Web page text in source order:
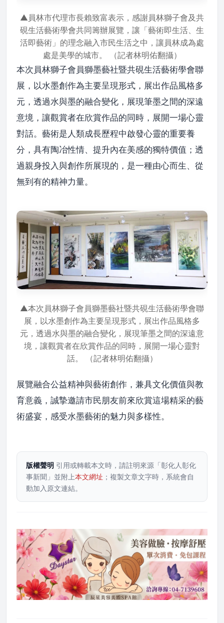
▲員林市代理市長賴致富表示，感謝員林獅子會及共
硯生活藝術學會共同籌辦展覽，讓「藝術即生活、生
活即藝術」的理念融入市民生活之中，讓員林成為處
處是美學的城市。 （記者林明佑翻攝）
本次員林獅子會員獅墨藝社暨共硯生活藝術學會聯
展，以水墨創作為主要呈現形式，展出作品風格多
元，透過水與墨的融合變化，展現筆墨之間的深遠
意境，讓觀賞者在欣賞作品的同時，展開一場心靈
對話。藝術是人類成長歷程中啟發心靈的重要養
分，具有陶冶性情、提升內在美感的獨特價值；透
過親身投入與創作所展現的，是一種由心而生、從
無到有的精神力量。
▲本次員林獅子會員獅墨藝社暨共硯生活藝術學會聯
展，以水墨創作為主要呈現形式，展出作品風格多
元，透過水與墨的融合變化，展現筆墨之間的深遠意
境，讓觀賞者在欣賞作品的同時，展開一場心靈對
話。 （記者林明佑翻攝）
展覽融合公益精神與藝術創作，兼具文化價值與教
育意義，誠摯邀請市民朋友前來欣賞這場精采的藝
術盛宴，感受水墨藝術的魅力與多樣性。
版權聲明 引用或轉載本文時，請註明來源「彰化人彰化
事新聞」並附上本文網址 ；複製文章文字時，系統會自
動加入原文連結。